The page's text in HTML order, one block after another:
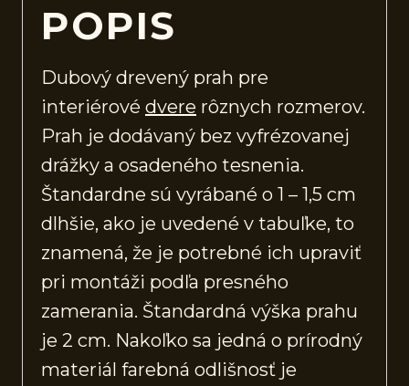
POPIS
Dubový drevený prah pre
interiérové dvere rôznych rozmerov.
Prah je dodávaný bez vyfrézovanej
drážky a osadeného tesnenia.
Štandardne sú vyrábané o 1 – 1,5 cm
dlhšie, ako je uvedené v tabuľke, to
znamená, že je potrebné ich upraviť
pri montáži podľa presného
zamerania. Štandardná výška prahu
je 2 cm. Nakoľko sa jedná o prírodný
materiál farebná odlišnosť je